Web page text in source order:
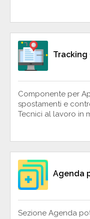
Tracking
Componente per
spostamenti e
Tecnici al lavoro in
Agenda
Sezione Agenda